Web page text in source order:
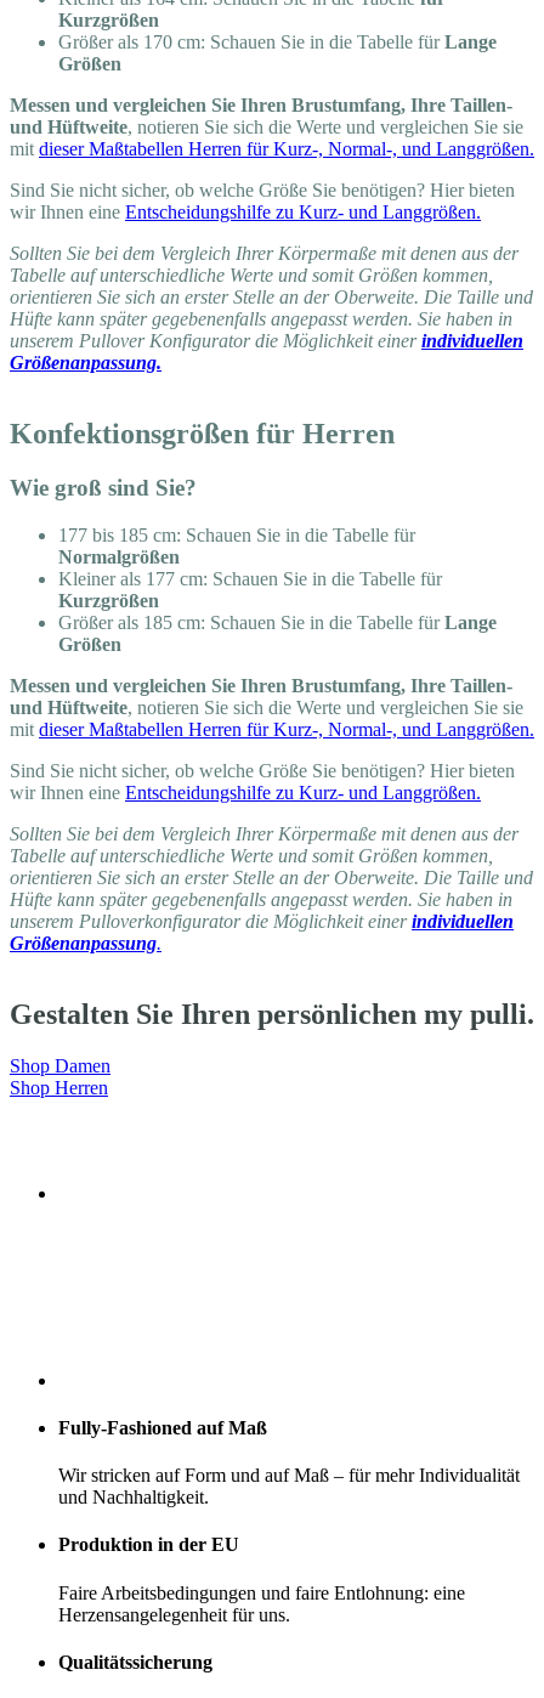
Kurzgrößen
Größer als 170 cm: Schauen Sie in die Tabelle fürLange
Größen
Messen und vergleichen Sie Ihren Brustumfang, Ihre Taillen-
und Hüftweite, notieren Sie sich die Werte und vergleichen Sie sie
mit dieser Maßtabellen Herren für Kurz-, Normal-, und Langgrößen.
Sind Sie nicht sicher, ob welche Größe Sie benötigen? Hier bieten
wir Ihnen eine Entscheidungshilfe zu Kurz- und Langgrößen.
Sollten Sie bei dem Vergleich Ihrer Körpermaße mit denen aus der
Tabelle auf unterschiedliche Werte und somit Größen kommen,
orientieren Sie sich an erster Stelle an der Oberweite. Die Taille und
Hüfte kann später gegebenenfalls angepasst werden. Sie haben in
unserem Pullover Konfigurator die Möglichkeit einerindividuellen
Größenanpassung.
Konfektionsgrößen für Herren
Wie groß sind Sie?
177 bis 185 cm: Schauen Sie in die Tabelle für
Normalgrößen
Kleiner als 177 cm: Schauen Sie in die Tabelle für
Kurzgrößen
Größer als 185 cm: Schauen Sie in die Tabelle fürLange
Größen
Messen und vergleichen Sie Ihren Brustumfang, Ihre Taillen-
und Hüftweite, notieren Sie sich die Werte und vergleichen Sie sie
mit dieser Maßtabellen Herren für Kurz-, Normal-, und Langgrößen.
Sind Sie nicht sicher, ob welche Größe Sie benötigen? Hier bieten
wir Ihnen eine Entscheidungshilfe zu Kurz- und Langgrößen.
Sollten Sie bei dem Vergleich Ihrer Körpermaße mit denen aus der
Tabelle auf unterschiedliche Werte und somit Größen kommen,
orientieren Sie sich an erster Stelle an der Oberweite. Die Taille und
Hüfte kann später gegebenenfalls angepasst werden. Sie haben in
unserem Pulloverkonfigurator die Möglichkeit einerindividuellen
Größenanpassung.
Gestalten Sie Ihren persönlichen my pulli.
Shop Damen
Shop Herren
Fully-Fashioned auf Maß
Wir stricken auf Form und auf Maß – für mehr Individualität
und Nachhaltigkeit.
Produktion in der EU
Faire Arbeitsbedingungen und faire Entlohnung: eine
Herzensangelegenheit für uns.
Qualitätssicherung